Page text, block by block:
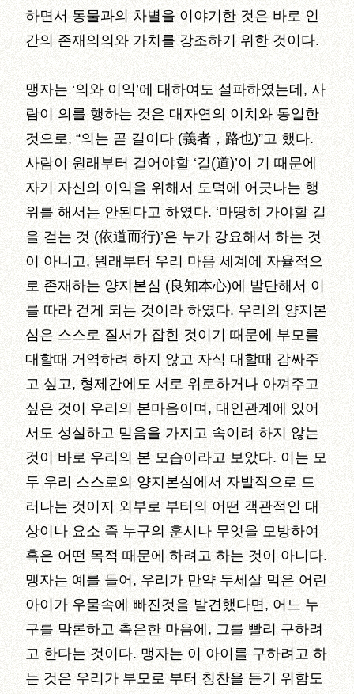
하면서 동물과의 차별을 이야기한 것은 바로 인
간의 존재의의와 가치를 강조하기 위한 것이다.
맹자는 ‘의와 이익’에 대하여도 설파하였는데, 사
람이 의를 행하는 것은 대자연의 이치와 동일한
것으로, “의는 곧 길이다 (義者，路也)”고 했다.
사람이 원래부터 걸어야할 ‘길(道)’이 기 때문에
자기 자신의 이익을 위해서 도덕에 어긋나는 행
위를 해서는 안된다고 하였다. ‘마땅히 가야할 길
을 걷는 것 (依道而行)’은 누가 강요해서 하는 것
이 아니고, 원래부터 우리 마음 세계에 자율적으
로 존재하는 양지본심 (良知本心)에 발단해서 이
를 따라 걷게 되는 것이라 하였다. 우리의 양지본
심은 스스로 질서가 잡힌 것이기 때문에 부모를
대할때 거역하려 하지 않고 자식 대할때 감싸주
고 싶고, 형제간에도 서로 위로하거나 아껴주고
싶은 것이 우리의 본마음이며, 대인관계에 있어
서도 성실하고 믿음을 가지고 속이려 하지 않는
것이 바로 우리의 본 모습이라고 보았다. 이는 모
두 우리 스스로의 양지본심에서 자발적으로 드
러나는 것이지 외부로 부터의 어떤 객관적인 대
상이나 요소 즉 누구의 훈시나 무엇을 모방하여
혹은 어떤 목적 때문에 하려고 하는 것이 아니다.
맹자는 예를 들어, 우리가 만약 두세살 먹은 어린
아이가 우물속에 빠진것을 발견했다면, 어느 누
구를 막론하고 측은한 마음에, 그를 빨리 구하려
고 한다는 것이다. 맹자는 이 아이를 구하려고 하
는 것은 우리가 부모로 부터 칭찬을 듣기 위함도